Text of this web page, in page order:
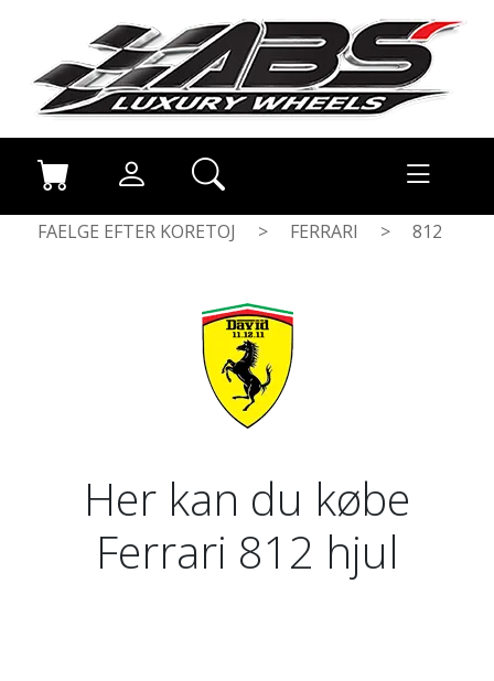
FAELGE EFTER KORETOJ > FERRARI > 812
Her kan du købe
Ferrari 812 hjul